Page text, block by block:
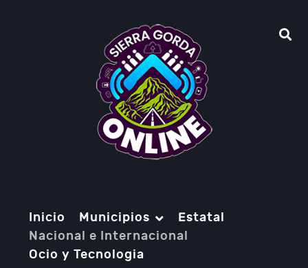
Inicio Municipios
Estatal
Nacional e Internacional
Ocio y Tecnologia